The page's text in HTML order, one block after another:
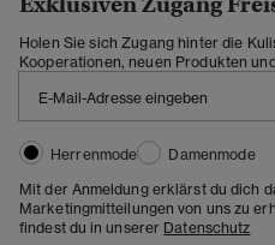
Holen Sie sich Zugang hinter die
Kooperationen, neuen Produkten
Herrenmode
Damenmode
Mit der Anmeldung erklärst du dich
Marketingmitteilungen von uns zu
findest du in unserer Datenschutz